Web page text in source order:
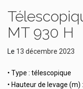
MT 930 H
Le 13 décembre 2023
• Type : télescopique
• Hauteur de levage (m)